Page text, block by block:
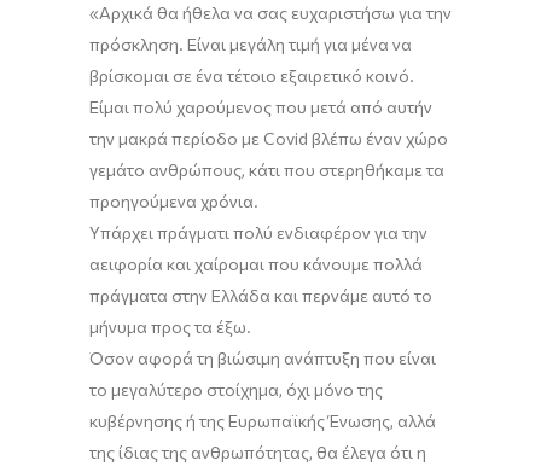
«Αρχικά θα ήθελα να σας ευχαριστήσω για την
πρόσκληση. Είναι μεγάλη τιμή για μένα να
βρίσκομαι σε ένα τέτοιο εξαιρετικό κοινό.
Είμαι πολύ χαρούμενος που μετά από αυτήν
την μακρά περίοδο με Covid βλέπω έναν χώρο
γεμάτο ανθρώπους, κάτι που στερηθήκαμε τα
προηγούμενα χρόνια.
Υπάρχει πράγματι πολύ ενδιαφέρον για την
αειφορία και χαίρομαι που κάνουμε πολλά
πράγματα στην Ελλάδα και περνάμε αυτό το
μήνυμα προς τα έξω.
Όσον αφορά τη βιώσιμη ανάπτυξη που είναι
το μεγαλύτερο στοίχημα, όχι μόνο της
κυβέρνησης ή της Ευρωπαϊκής Ένωσης, αλλά
της ίδιας της ανθρωπότητας, θα έλεγα ότι η